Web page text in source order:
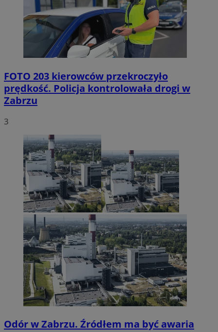
FOTO 203 kierowców przekroczyło
prędkość. Policja kontrolowała drogi w
Zabrzu
3
Odór w Zabrzu. Źródłem ma być awaria